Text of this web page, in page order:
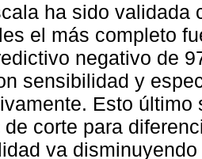
ha sido validada
el más completo
negativo de
sensibilidad y
Esto
de corte para
va